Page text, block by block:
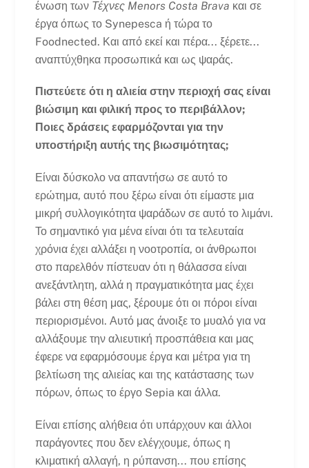
ένωση των Τέχνες Menors Costa Brava και σε
έργα όπως το Synepesca ή τώρα το
Foodnected. Και από εκεί και πέρα... ξέρετε...
αναπτύχθηκα προσωπικά και ως ψαράς.
Πιστεύετε ότι η αλιεία στην περιοχή σας είναι
βιώσιμη και φιλική προς το περιβάλλον;
Ποιες δράσεις εφαρμόζονται για την
υποστήριξη αυτής της βιωσιμότητας;
Είναι δύσκολο να απαντήσω σε αυτό το
ερώτημα, αυτό που ξέρω είναι ότι είμαστε μια
μικρή συλλογικότητα ψαράδων σε αυτό το λιμάνι.
Το σημαντικό για μένα είναι ότι τα τελευταία
χρόνια έχει αλλάξει η νοοτροπία, οι άνθρωποι
στο παρελθόν πίστευαν ότι η θάλασσα είναι
ανεξάντλητη, αλλά η πραγματικότητα μας έχει
βάλει στη θέση μας, ξέρουμε ότι οι πόροι είναι
περιορισμένοι. Αυτό μας άνοιξε το μυαλό για να
αλλάξουμε την αλιευτική προσπάθεια και μας
έφερε να εφαρμόσουμε έργα και μέτρα για τη
βελτίωση της αλιείας και της κατάστασης των
πόρων, όπως το έργο Sepia και άλλα.
Είναι επίσης αλήθεια ότι υπάρχουν και άλλοι
παράγοντες που δεν ελέγχουμε, όπως η
κλιματική αλλαγή, η ρύπανση... που επίσης